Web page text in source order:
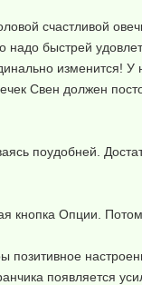
счастливой
быстрей
изменится! У
Свен должен
поудобней.
кнопка Опции.
позитивное
появляется